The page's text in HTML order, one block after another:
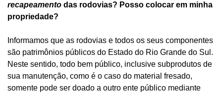
recapeamento das rodovias? Posso colocar em minha
propriedade?
Informamos que as rodovias e todos os seus componentes
são patrimônios públicos do Estado do Rio Grande do Sul.
Neste sentido, todo bem público, inclusive subprodutos de
sua manutenção, como é o caso do material fresado,
somente pode ser doado a outro ente público mediante